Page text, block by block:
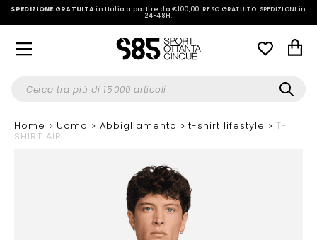
SPEDIZIONE GRATUITAin Italia a partire da €100,00.RESO GRATUITO. SPEDIZIONI in
24-48H.
Home Uomo Abbigliamento t-shirt lifestyle T-
SHIRT AIR